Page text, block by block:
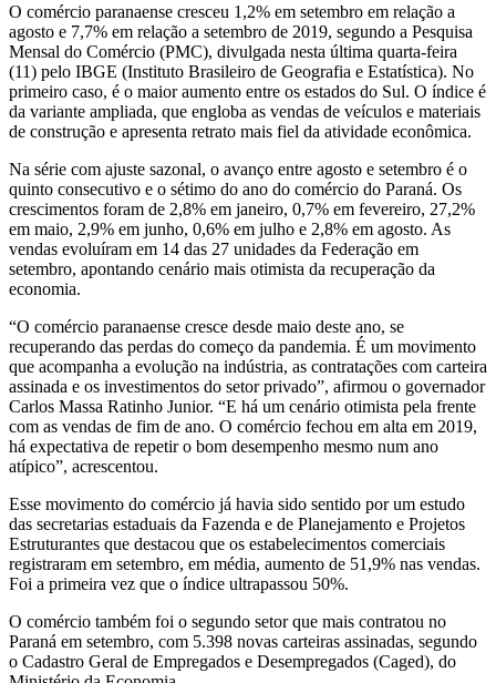
O comércio paranaense cresceu 1,2% em setembro em relação a
agosto e 7,7% em relação a setembro de 2019, segundo a Pesquisa
Mensal do Comércio (PMC), divulgada nesta última quarta-feira
(11) pelo IBGE (Instituto Brasileiro de Geografia e Estatística). No
primeiro caso, é o maior aumento entre os estados do Sul. O índice é
da variante ampliada, que engloba as vendas de veículos e materiais
de construção e apresenta retrato mais fiel da atividade econômica.
Na série com ajuste sazonal, o avanço entre agosto e setembro é o
quinto consecutivo e o sétimo do ano do comércio do Paraná. Os
crescimentos foram de 2,8% em janeiro, 0,7% em fevereiro, 27,2%
em maio, 2,9% em junho, 0,6% em julho e 2,8% em agosto. As
vendas evoluíram em 14 das 27 unidades da Federação em
setembro, apontando cenário mais otimista da recuperação da
economia.
“O comércio paranaense cresce desde maio deste ano, se
recuperando das perdas do começo da pandemia. É um movimento
que acompanha a evolução na indústria, as contratações com carteira
assinada e os investimentos do setor privado”, afirmou o governador
Carlos Massa Ratinho Junior. “E há um cenário otimista pela frente
com as vendas de fim de ano. O comércio fechou em alta em 2019,
há expectativa de repetir o bom desempenho mesmo num ano
atípico”, acrescentou.
Esse movimento do comércio já havia sido sentido por um estudo
das secretarias estaduais da Fazenda e de Planejamento e Projetos
Estruturantes que destacou que os estabelecimentos comerciais
registraram em setembro, em média, aumento de 51,9% nas vendas.
Foi a primeira vez que o índice ultrapassou 50%.
O comércio também foi o segundo setor que mais contratou no
Paraná em setembro, com 5.398 novas carteiras assinadas, segundo
o Cadastro Geral de Empregados e Desempregados (Caged), do